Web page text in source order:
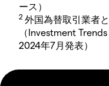
ース）
2 外国為替取引業者
（Investment
2024年7月発表）